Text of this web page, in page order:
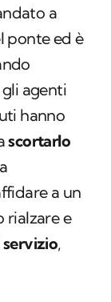
a
ponte ed è
agenti
hanno
scortarlo
a un
rialzare e
servizio,